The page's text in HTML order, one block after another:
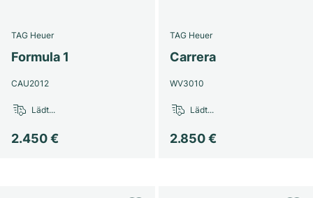
TAG Heuer
Formula 1
CAU2012
2.450 €
Lädt...
TAG Heuer
Carrera
WV3010
2.850 €
Lädt...